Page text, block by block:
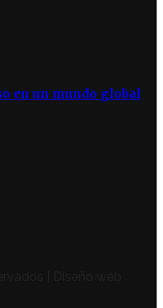
en un mundo global